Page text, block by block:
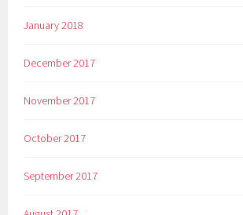
January 2018
December 2017
November 2017
October 2017
September 2017